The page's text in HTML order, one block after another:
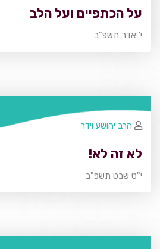
על הכתפיים ועל הלב
י' אדר תשפ"ב
לא זה לא!
י"ט שבט תשפ"ב
הרב יהושע וידר